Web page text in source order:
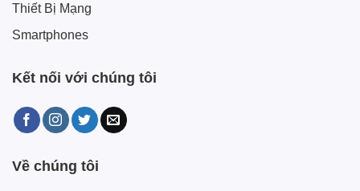
Thiết Bị Mạng
Smartphones
Kết nối với chúng tôi
Về chúng tôi